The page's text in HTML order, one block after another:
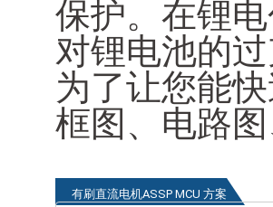
保护。在锂
对锂电池的
为了让您能
框图、电路
有刷直流电机ASSP MCU 方案